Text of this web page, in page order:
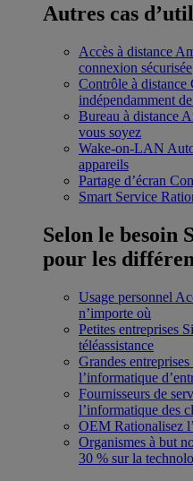
Autres cas
Accès à distance
connexion sécurisée
Contrôle à distance
indépendamment
Bureau à distance
vous soyez
Wake-on-LAN
appareils
Partage d’écran
Smart Service
Selon le besoin
pour les
Usage personnel
n’importe où
Petites entreprises
téléassistance
Grandes entreprises
l’informatique
Fournisseurs de
l’informatique des
OEM Rationalisez
Organismes à but
30 % sur la